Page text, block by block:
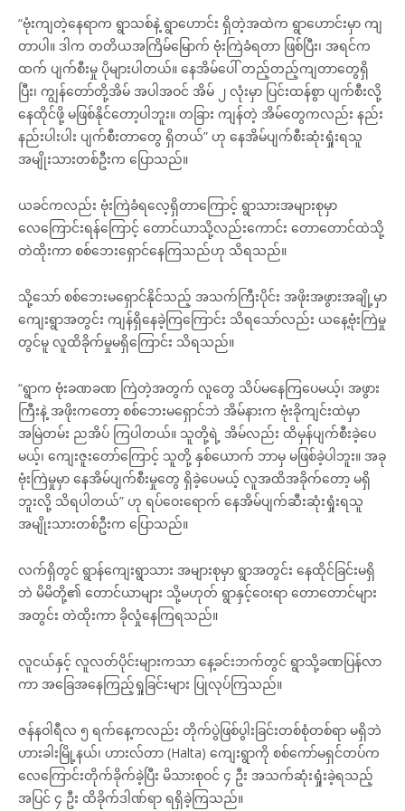
“ဗုံးကျတဲ့နေရာက ရွာသစ်နဲ့ ရွာဟောင်း ရှိတဲ့အထဲက ရွာဟောင်းမှာ ကျ
တာပါ။ ဒါက တတိယအကြိမ်မြောက် ဗုံးကြဲခံရတာ ဖြစ်ပြီး၊ အရင်က
ထက် ပျက်စီးမှု ပိုများပါတယ်။ နေအိမ်ပေါ် တည့်တည့်ကျတာတွေရှိ
ပြီး၊ ကျွန်တော်တို့အိမ် အပါအဝင် အိမ် ၂ လုံးမှာ ပြင်းထန်စွာ ပျက်စီးလို့
နေထိုင်ဖို့ မဖြစ်နိုင်တော့ပါဘူး။ တခြား ကျန်တဲ့ အိမ်တွေကလည်း နည်း
နည်းပါးပါး ပျက်စီးတာတွေ ရှိတယ်” ဟု နေအိမ်ပျက်စီးဆုံးရှုံးရသူ
အမျိုးသားတစ်ဦးက ပြောသည်။
ယခင်ကလည်း ဗုံးကြဲခံရလေ့ရှိတာကြောင့် ရွာသားအများစုမှာ
လေကြောင်းရန်ကြောင့် တောင်ယာသို့လည်းကောင်း တောတောင်ထဲသို့
တဲထိုးကာ စစ်ဘေးရှောင်နေကြသည်ဟု သိရသည်။
သို့သော် စစ်ဘေးမရှောင်နိုင်သည့် အသက်ကြီးပိုင်း အဖိုးအဖွားအချို့မှာ
ကျေးရွာအတွင်း ကျန်ရှိနေခဲ့ကြကြောင်း သိရသော်လည်း ယနေ့ဗုံးကြဲမှု
တွင်မူ လူထိခိုက်မှုမရှိကြောင်း သိရသည်။
“ရွာက ဗုံးခဏခဏ ကြဲတဲ့အတွက် လူတွေ သိပ်မနေကြပေမယ့်၊ အဖွား
ကြီးနဲ့ အဖိုးကတော့ စစ်ဘေးမရှောင်ဘဲ အိမ်နားက ဗုံးခိုကျင်းထဲမှာ
အမြဲတမ်း ညအိပ် ကြပါတယ်။ သူတို့ရဲ့ အိမ်လည်း ထိမှန်ပျက်စီးခဲ့ပေ
မယ့်၊ ကျေးဇူးတော်ကြောင့် သူတို့ နှစ်ယောက် ဘာမှ မဖြစ်ခဲ့ပါဘူး။ အခု
ဗုံးကြဲမှုမှာ နေအိမ်ပျက်စီးမှုတွေ ရှိခဲ့ပေမယ့် လူအထိအခိုက်တော့ မရှိ
ဘူးလို့ သိရပါတယ်” ဟု ရပ်ဝေးရောက် နေအိမ်ပျက်ဆီးဆုံးရှုံးရသူ
အမျိုးသားတစ်ဦးက ပြောသည်။
လက်ရှိတွင် ရွာန်ကျေးရွာသား အများစုမှာ ရွာအတွင်း နေထိုင်ခြင်းမရှိ
ဘဲ မိမိတို့၏ တောင်ယာများ သို့မဟုတ် ရွာနှင့်ဝေးရာ တောတောင်များ
အတွင်း တဲထိုးကာ ခိုလှုံနေကြရသည်။
လူငယ်နှင့် လူလတ်ပိုင်းများကသာ နေ့ခင်းဘက်တွင် ရွာသို့ခဏပြန်လာ
ကာ အခြေအနေကြည့်ရှုခြင်းများ ပြုလုပ်ကြသည်။
ဇန်နဝါရီလ ၅ ရက်နေ့ကလည်း တိုက်ပွဲဖြစ်ပွါးခြင်းတစ်စုံတစ်ရာ မရှိဘဲ
ဟားခါးမြို့နယ်၊ ဟားလ်တာ (Halta) ကျေးရွာကို စစ်ကော်မရှင်တပ်က
လေကြောင်းတိုက်ခိုက်ခဲ့ပြီး မိသားစုဝင် ၄ ဦး အသက်ဆုံးရှုံးခဲ့ရသည့်
အပြင် ၄ ဦး ထိခိုက်ဒါဏ်ရာ ရရှိခဲ့ကြသည်။